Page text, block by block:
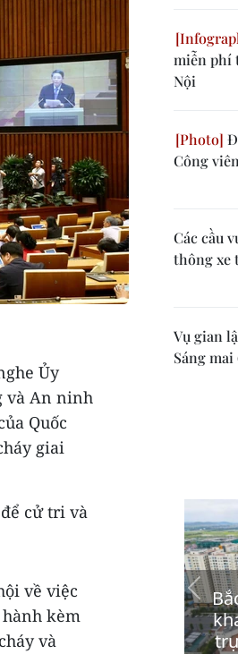
Ủy
và An ninh
Quốc
giai
cử tri và
về việc
kèm
và
miễn phí
Nội
Công
Các cầu
thông xe
Vụ gian
Sáng